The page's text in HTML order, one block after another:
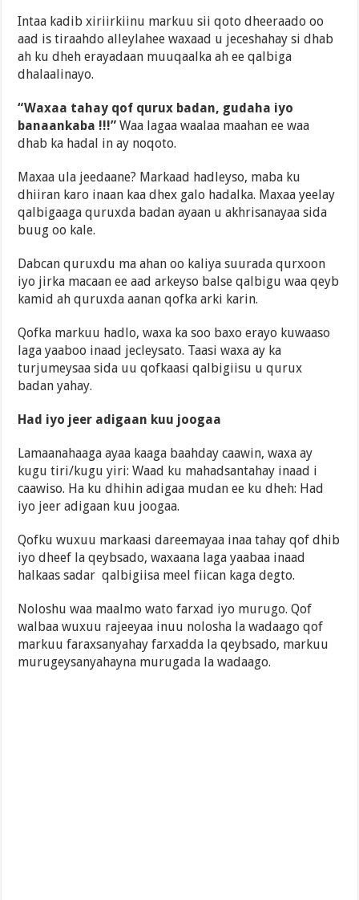
Intaa kadib xiriirkiinu markuu sii qoto dheeraado oo
aad is tiraahdo alleylahee waxaad u jeceshahay si dhab
ah ku dheh erayadaan muuqaalka ah ee qalbiga
dhalaalinayo.
“Waxaa tahay qof qurux badan, gudaha iyo
banaankaba !!!”Waa lagaa waalaa maahan ee waa
dhab ka hadal in ay noqoto.
Maxaa ula jeedaane? Markaad hadleyso, maba ku
dhiiran karo inaan kaa dhex galo hadalka. Maxaa yeelay
qalbigaaga quruxda badan ayaan u akhrisanayaa sida
buug oo kale.
Dabcan quruxdu ma ahan oo kaliya suurada qurxoon
iyo jirka macaan ee aad arkeyso balse qalbigu waa qeyb
kamid ah quruxda aanan qofka arki karin.
Qofka markuu hadlo, waxa ka soo baxo erayo kuwaaso
laga yaaboo inaad jecleysato. Taasi waxa ay ka
turjumeysaa sida uu qofkaasi qalbigiisu u qurux
badan yahay.
Had iyo jeer adigaan kuu joogaa
Lamaanahaaga ayaa kaaga baahday caawin, waxa ay
kugu tiri/kugu yiri: Waad ku mahadsantahay inaad i
caawiso. Ha ku dhihin adigaa mudan ee ku dheh: Had
iyo jeer adigaan kuu joogaa.
Qofku wuxuu markaasi dareemayaa inaa tahay qof dhib
iyo dheef la qeybsado, waxaana laga yaabaa inaad
halkaas sadar qalbigiisa meel fiican kaga degto.
Noloshu waa maalmo wato farxad iyo murugo. Qof
walbaa wuxuu rajeeyaa inuu nolosha la wadaago qof
markuu faraxsanyahay farxadda la qeybsado, markuu
murugeysanyahayna murugada la wadaago.